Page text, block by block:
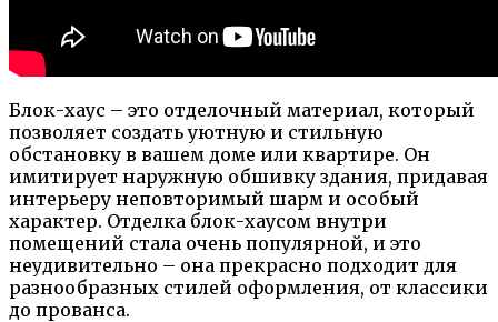
Блок-хаус – это отделочный материал, который
позволяет создать уютную и стильную
обстановку в вашем доме или квартире. Он
имитирует наружную обшивку здания, придавая
интерьеру неповторимый шарм и особый
характер. Отделка блок-хаусом внутри
помещений стала очень популярной, и это
неудивительно – она прекрасно подходит для
разнообразных стилей оформления, от классики
до прованса.